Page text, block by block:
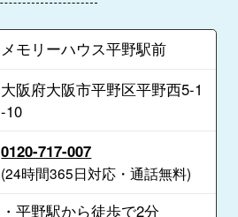
メモリーハウス平野駅前
大阪府大阪市平野区平野西5-1
-10
0120-717-007
(24時間365日対応・通話無料)
・平野駅から徒歩で2分